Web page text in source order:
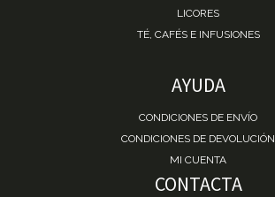
LICORES
TÉ, CAFÉS E INFUSIONES
AYUDA
CONDICIONES DE ENVÍO
CONDICIONES DE DEVOLUCIÓN
MI CUENTA
CONTACTA